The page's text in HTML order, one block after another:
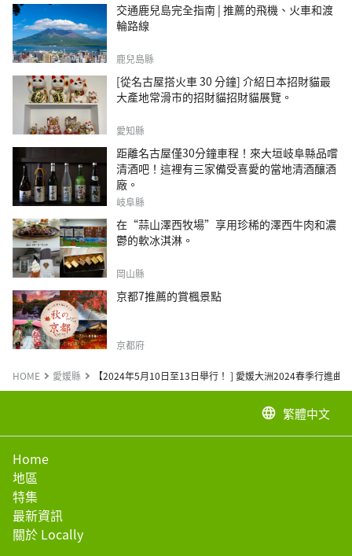
交通鹿兒島完全指南 | 推薦的飛機、火車和渡
輪路線
鹿兒島縣
[從名古屋搭火車 30 分鐘] 介紹日本招財貓最
大產地常滑市的招財貓招財貓展覽。
愛知縣
距離名古屋僅30分鐘車程！來大垣岐阜縣品嚐
清酒吧！這裡有三家備受喜愛的當地清酒釀酒
廠。
岐阜縣
在“蒜山澤西牧場”享用珍稀的澤西牛肉和濃
鬱的軟冰淇淋。
岡山縣
京都7推薦的賞楓景點
京都府
HOME 愛媛縣 【2024年5月10日至13日舉行！ ] 愛媛大洲2024春季行進曲
language 繁體中文
Home
地區
特集
最新資訊
關於 Locally